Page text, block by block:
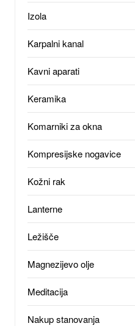
Izola
Karpalni kanal
Kavni aparati
Keramika
Komarniki za okna
Kompresijske nogavice
Kožni rak
Lanterne
Ležišče
Magnezijevo olje
Meditacija
Nakup stanovanja